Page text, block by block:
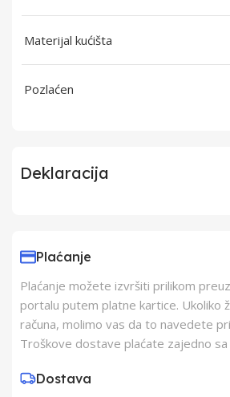
Materijal kućišta
Pozlaćen
Deklaracija
Zemlja Porekla
Zemlja Uvoza
Plaćanje
Plaćanje možete izvršiti prilikom
portalu putem platne kartice. Ukoliko
računa, molimo vas da to navedete
Troškove dostave plaćate zajedno sa
Dostava